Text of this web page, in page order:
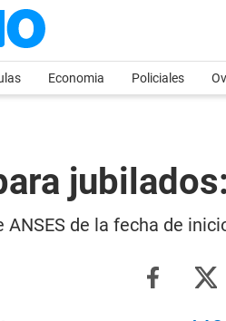
Economia Policiales
de la fecha de